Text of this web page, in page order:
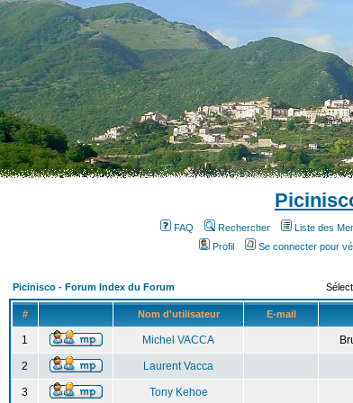
FAQ Rechercher Liste des
Profil
Se connecter pour
Picinisco - Forum Index du Forum
# Nom d'utilisateur E-mail
1 Michel VACCA
2 Laurent Vacca
3 Tony Kehoe